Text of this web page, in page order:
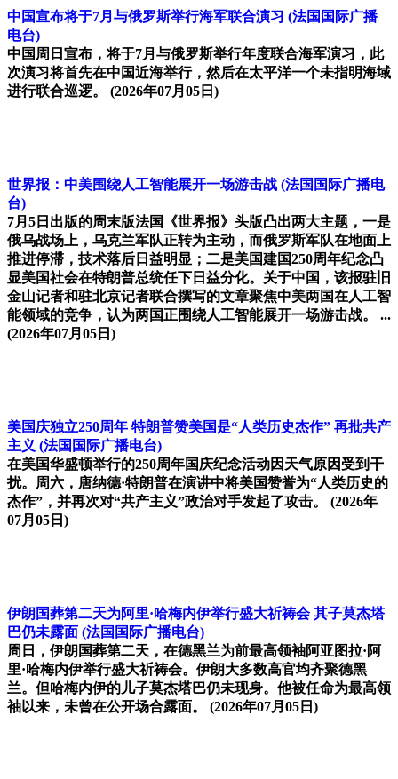
中国宣布将于7月与俄罗斯举行海军联合演习 (法国国际广播
电台)
中国周日宣布，将于7月与俄罗斯举行年度联合海军演习，此
次演习将首先在中国近海举行，然后在太平洋一个未指明海域
进行联合巡逻。 (2026年07月05日)
世界报：中美围绕人工智能展开一场游击战 (法国国际广播电
台)
7月5日出版的周末版法国《世界报》头版凸出两大主题，一是
俄乌战场上，乌克兰军队正转为主动，而俄罗斯军队在地面上
推进停滞，技术落后日益明显；二是美国建国250周年纪念凸
显美国社会在特朗普总统任下日益分化。关于中国，该报驻旧
金山记者和驻北京记者联合撰写的文章聚焦中美两国在人工智
能领域的竞争，认为两国正围绕人工智能展开一场游击战。 ...
(2026年07月05日)
美国庆独立250周年 特朗普赞美国是“人类历史杰作” 再批共产
主义 (法国国际广播电台)
在美国华盛顿举行的250周年国庆纪念活动因天气原因受到干
扰。周六，唐纳德·特朗普在演讲中将美国赞誉为“人类历史的
杰作”，并再次对“共产主义”政治对手发起了攻击。 (2026年
07月05日)
伊朗国葬第二天为阿里·哈梅内伊举行盛大祈祷会 其子莫杰塔
巴仍未露面 (法国国际广播电台)
周日，伊朗国葬第二天，在德黑兰为前最高领袖阿亚图拉·阿
里·哈梅内伊举行盛大祈祷会。伊朗大多数高官均齐聚德黑
兰。但哈梅内伊的儿子莫杰塔巴仍未现身。他被任命为最高领
袖以来，未曾在公开场合露面。 (2026年07月05日)